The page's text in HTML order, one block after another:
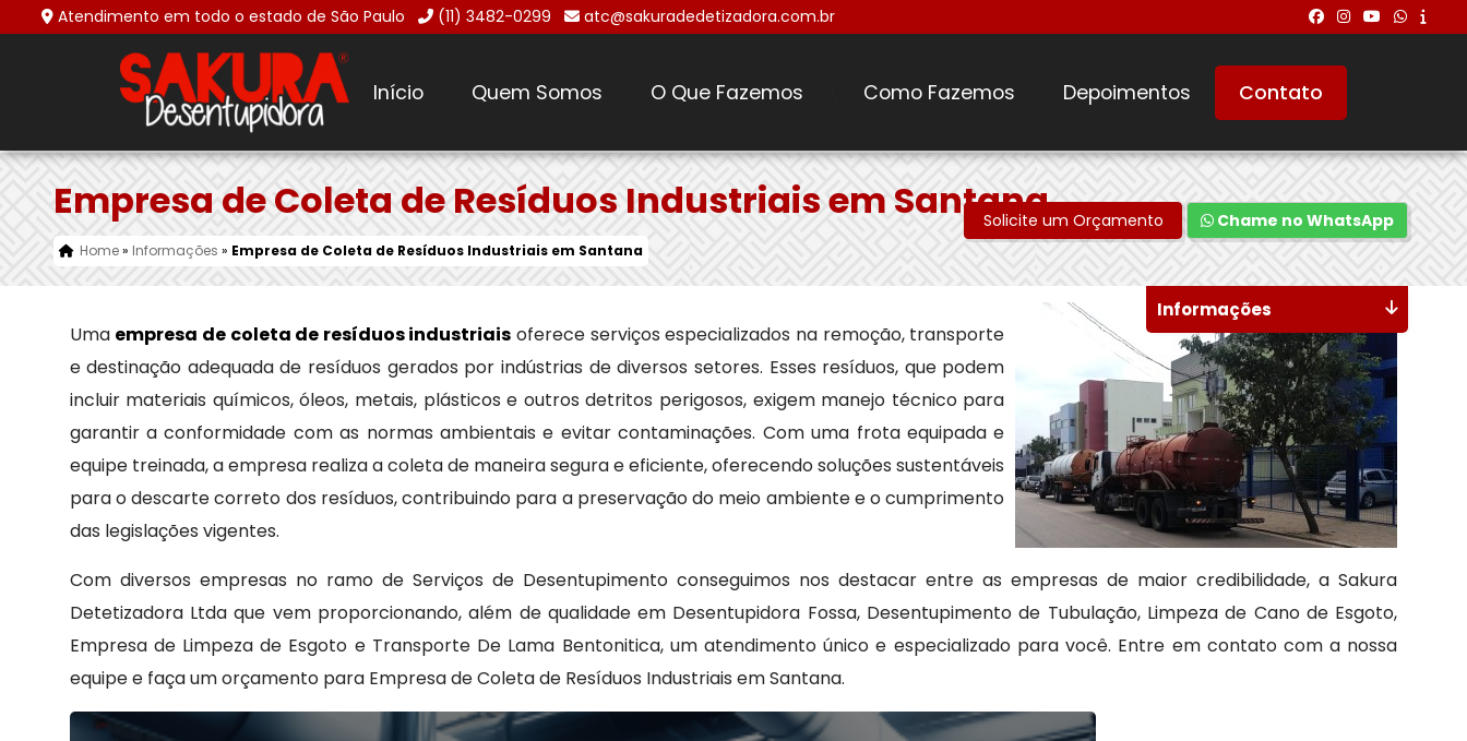
Atendimento em todo o estado de São Paulo (11) 3482-0299 atc@sakuradedetizadora.com.br
Início Quem Somos O Que Fazemos Como Fazemos Depoimentos Contato
Empresa de Coleta de Resíduos Industriais em Santana
Home» Informações » Empresa de Coleta de Resíduos Industriais em Santana
Solicite um Orçamento Chame no WhatsApp
Uma empresa de coleta de resíduos industriais oferece serviços especializados na remoção, transporte
e destinação adequada de resíduos gerados por indústrias de diversos setores. Esses resíduos, que podem
incluir materiais químicos, óleos, metais, plásticos e outros detritos perigosos, exigem manejo técnico para
garantir a conformidade com as normas ambientais e evitar contaminações. Com uma frota equipada e
equipe treinada, a empresa realiza a coleta de maneira segura e eficiente, oferecendo soluções sustentáveis
para o descarte correto dos resíduos, contribuindo para a preservação do meio ambiente e o cumprimento
das legislações vigentes.
Com diversos empresas no ramo de Serviços de Desentupimento conseguimos nos destacar entre as empresas de maior credibilidade, a Sakura
Detetizadora Ltda que vem proporcionando, além de qualidade em Desentupidora Fossa, Desentupimento de Tubulação, Limpeza de Cano de Esgoto,
Empresa de Limpeza de Esgoto e Transporte De Lama Bentonitica, um atendimento único e especializado para você. Entre em contato com a nossa
equipe e faça um orçamento para Empresa de Coleta de Resíduos Industriais em Santana.
Informações